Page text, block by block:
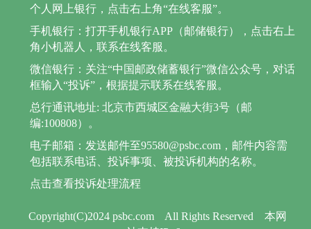
Copyright(C)2024 psbc.com All Rights Reserved
本网
个人网上银行，点击右上角“在线客服”。
手机银行：打开手机银行APP（邮储银行），点击右上
角小机器人，联系在线客服。
微信银行：关注“中国邮政储蓄银行”微信公众号，对话
框输入“投诉”，根据提示联系在线客服。
总行通讯地址: 北京市西城区金融大街3号（邮
编:100808）。
电子邮箱：发送邮件至95580@psbc.com，邮件内容需
包括联系电话、投诉事项、被投诉机构的名称。
点击查看投诉处理流程